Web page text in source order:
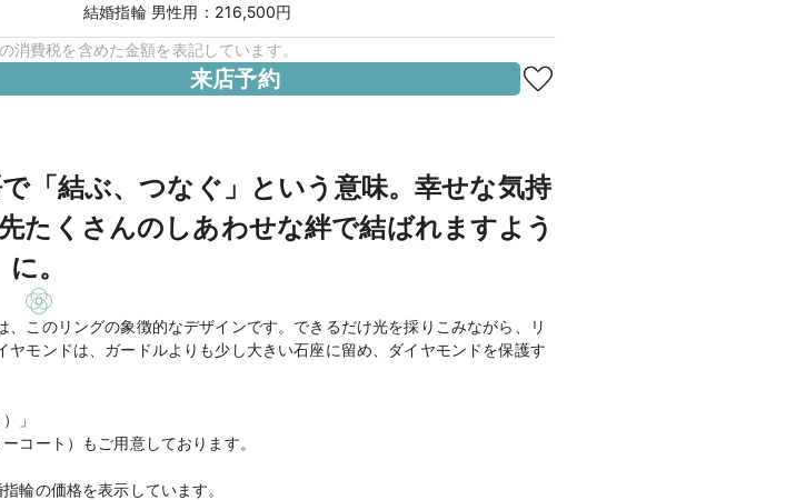
結婚指輪 男性用 ： 216,500円
消費税を含めた金額を表記しています。
来店予約
「結ぶ、つなぐ」という意味。幸せな気持
たくさんのしあわせな絆で結ばれますよう
に。
このリングの象徴的なデザインです。できるだけ光を採りこみながら、リ
モンドは、ガードルよりも少し大きい石座に留め、ダイヤモンドを保護す
」
コート）もご用意しております。
輪の価格を表示しています。